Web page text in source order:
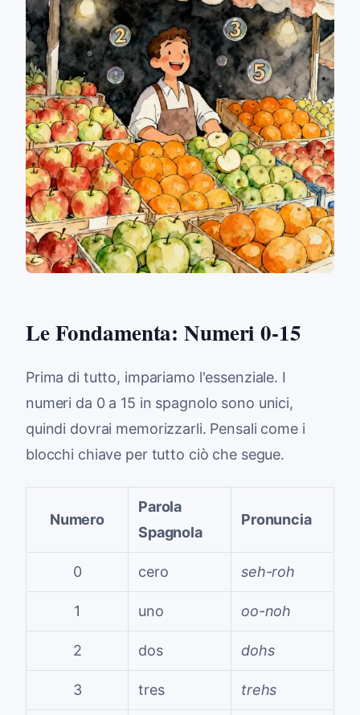
Le Fondamenta: Numeri 0-15
Prima di tutto, impariamo l'essenziale. I
numeri da 0 a 15 in spagnolo sono unici,
quindi dovrai memorizzarli. Pensali come i
blocchi chiave per tutto ciò che segue.
Numero
Parola
Spagnola
Pronuncia
0 cero seh-roh
1 uno oo-noh
2 dos dohs
3 tres trehs